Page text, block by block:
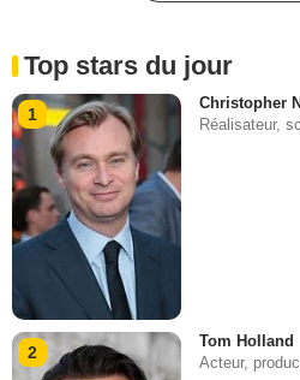
Top stars du jour
1
Christopher
Réalisateur,
2
Tom Holland
Acteur,